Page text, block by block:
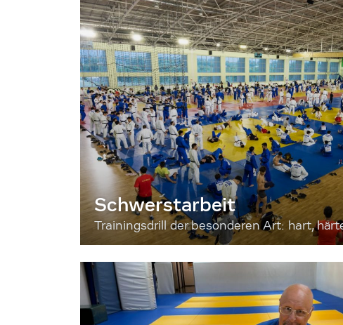
Schwerstarbeit
Trainingsdrill der besonderen Art: hart,